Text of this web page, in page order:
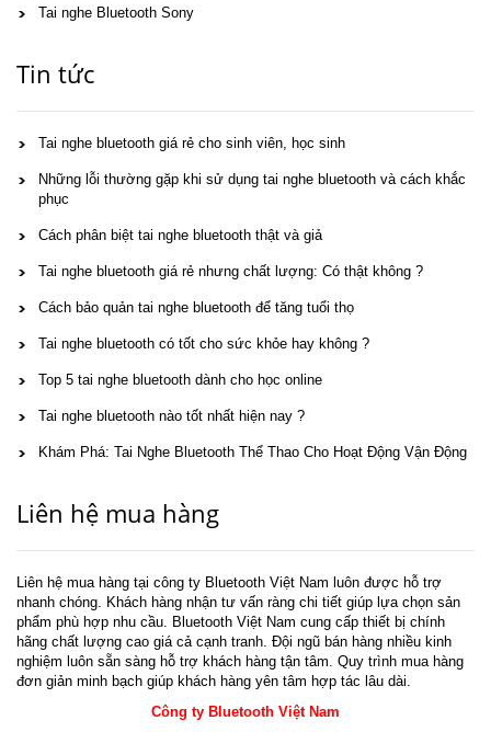
Tai nghe Bluetooth Sony
Tin tức
Tai nghe bluetooth giá rẻ cho sinh viên, học sinh
Những lỗi thường gặp khi sử dụng tai nghe bluetooth và cách khắc
phục
Cách phân biệt tai nghe bluetooth thật và giả
Tai nghe bluetooth giá rẻ nhưng chất lượng: Có thật không ?
Cách bảo quản tai nghe bluetooth để tăng tuổi thọ
Tai nghe bluetooth có tốt cho sức khỏe hay không ?
Top 5 tai nghe bluetooth dành cho học online
Tai nghe bluetooth nào tốt nhất hiện nay ?
Khám Phá: Tai Nghe Bluetooth Thể Thao Cho Hoạt Động Vận Động
Liên hệ mua hàng
Liên hệ mua hàng tại công ty Bluetooth Việt Nam luôn được hỗ trợ
nhanh chóng. Khách hàng nhận tư vấn ràng chi tiết giúp lựa chọn sản
phẩm phù hợp nhu cầu. Bluetooth Việt Nam cung cấp thiết bị chính
hãng chất lượng cao giá cả cạnh tranh. Đội ngũ bán hàng nhiều kinh
nghiệm luôn sẵn sàng hỗ trợ khách hàng tận tâm. Quy trình mua hàng
đơn giản minh bạch giúp khách hàng yên tâm hợp tác lâu dài.
Công ty Bluetooth Việt Nam